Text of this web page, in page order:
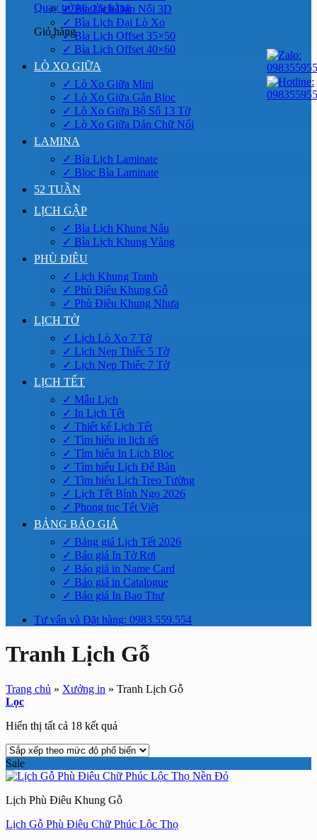
Quay trở lại cửa hàng
Giỏ hàng
✓ Bìa Lịch Dán Nổi 3D
✓ Bìa Lịch Đại Lò Xo
✓ Bìa Lịch Offset 35×50
✓ Bìa Lịch Offset 40×60
LÒ XO GIỮA
✓ Lò Xo Giữa Mini
✓ Lò Xo Giữa Gắn Bloc
✓ Lò Xo Giữa Bộ Số 13 Tờ
✓ Lò Xo Giữa Dán Chữ Nổi
LAMINA
✓ Bìa Lịch Laminate
✓ Bloc Bìa Laminate
52 TUẦN
LỊCH GẬP
✓ Bìa Lịch Khung Nâu
✓ Bìa Lịch Khung Vàng
PHÙ ĐIÊU
✓ Lịch Khung Tranh
✓ Phù Điêu Khung Gỗ
✓ Phù Điêu Khung Nhựa
LỊCH TỜ
✓ Lịch Lò Xo 7 Tờ
✓ Lịch Nẹp Thiếc 5 Tờ
✓ Lịch Nẹp Thiếc 7 Tờ
LỊCH TẾT
✓ Mẫu Lịch
✓ In Lịch Tết
✓ Thiết kế Lịch Tết
✓ Tìm hiểu in lịch tết
✓ Tìm hiểu In Lịch Bloc
✓ Tìm hiểu Lịch Để Bàn
✓ Tìm hiểu Lịch Treo Tường
✓ Lịch Tết Bính Ngọ 2026
✓ Phong tục Tết Việt
BẢNG BÁO GIÁ
✓ Bảng giá Lịch Tết 2026
✓ Báo giá In Tờ Rơi
✓ Báo giá in Name Card
✓ Báo giá in Catalogue
✓ Báo giá In Bao Thư
Tư vấn và Đặt hàng: 0983.559.554
Tranh Lịch Gỗ
Trang chủ » Xưởng in » Tranh Lịch Gỗ
Lọc
Hiển thị tất cả 18 kết quả
xếp
mức
phổ
Sale
Lịch Phù Điêu Khung Gỗ
Lịch Gỗ Phù Điêu Chữ Phúc Lộc Thọ